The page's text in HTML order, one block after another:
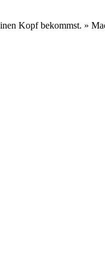
Kopf bekommst. »